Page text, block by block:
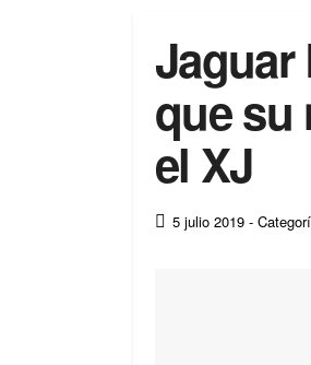
Jaguar
que su
el XJ
5 julio 2019 -